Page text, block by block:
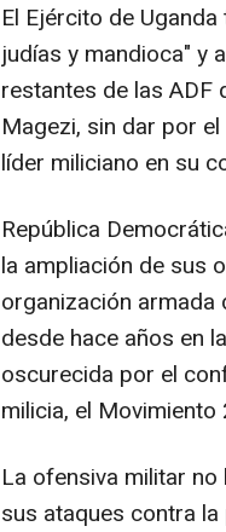
El Ejército de
judías y mandioca" y
restantes de las ADF
Magezi, sin dar por
líder miliciano en su
República
la ampliación de sus
organización armada
desde hace años en
oscurecida por el
milicia, el
La ofensiva militar
sus ataques contra